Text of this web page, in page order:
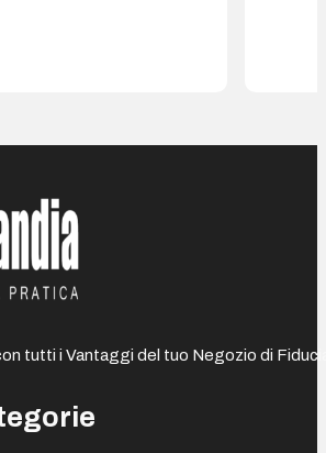
tutti i Vantaggi del tuo Negozio di